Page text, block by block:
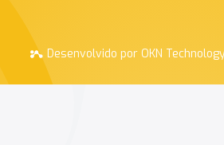
Desenvolvido por OKN